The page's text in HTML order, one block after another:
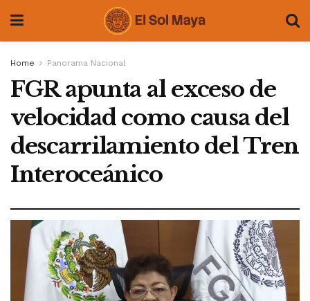
Home Panorama Nacional
FGR apunta al exceso de
velocidad como causa del
descarrilamiento del Tren
Interoceánico